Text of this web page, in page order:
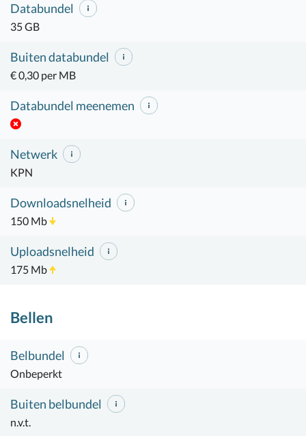
Databundel
35 GB
Buiten databundel
€ 0,30 per MB
Databundel meenemen
Netwerk
KPN
Downloadsnelheid
150 Mb
Uploadsnelheid
175 Mb
Bellen
Belbundel
Onbeperkt
Buiten belbundel
n.v.t.